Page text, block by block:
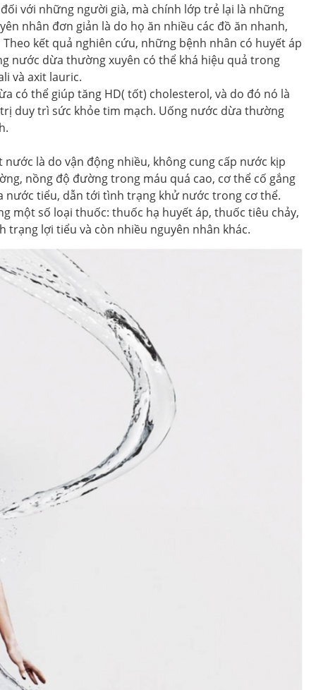
với những người già, mà chính lớp trẻ lại là những
nhân đơn giản là do họ ăn nhiều các đồ ăn nhanh,
kết quả nghiên cứu, những bệnh nhân có huyết áp
nước dừa thường xuyên có thể khá hiệu quả trong
và axit lauric.
có thể giúp tăng HD( tốt) cholesterol, và do đó nó là
duy trì sức khỏe tim mạch. Uống nước dừa thường
là do vận động nhiều, không cung cấp nước kịp
nồng độ đường trong máu quá cao, cơ thể cố gắng
tiểu, dẫn tới tình trạng khử nước trong cơ thể.
một số loại thuốc: thuốc hạ huyết áp, thuốc tiêu chảy,
lợi tiểu và còn nhiều nguyên nhân khác.